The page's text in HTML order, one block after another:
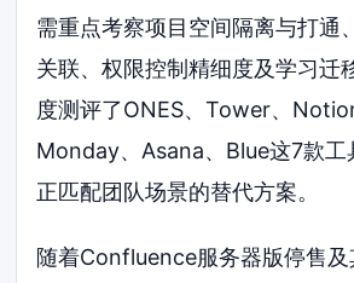
需重点考察项目空间隔离与打通
关联、权限控制精细度及学习迁
度测评了ONES、Tower、
Monday、Asana、Blue这7款工
正匹配团队场景的替代方案。
随着Confluence服务器版停售及